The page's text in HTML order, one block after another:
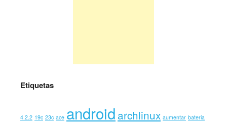
Etiquetas
4.2.2 19c 23c ace android archlinux aumentar bateria